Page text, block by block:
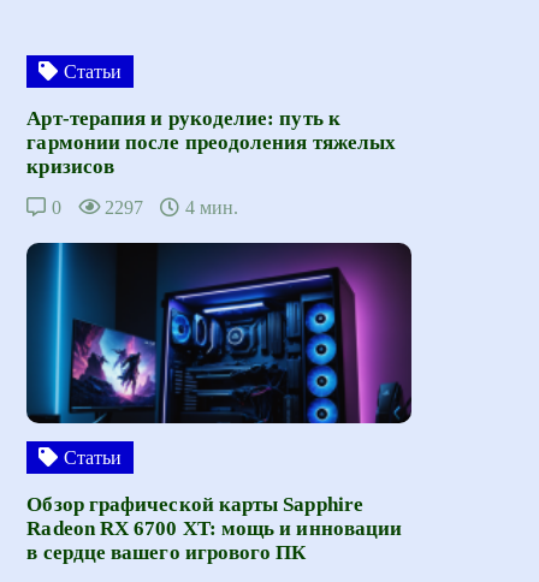
Статьи
Арт-терапия и рукоделие: путь к
гармонии после преодоления тяжелых
кризисов
0 2297 4 мин.
Статьи
Обзор графической карты Sapphire
Radeon RX 6700 XT: мощь и инновации
в сердце вашего игрового ПК